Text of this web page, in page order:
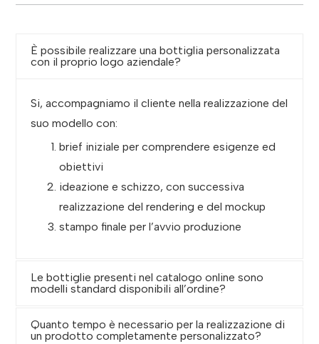
È possibile realizzare una bottiglia personalizzata
con il proprio logo aziendale?
Si, accompagniamo il cliente nella realizzazione del
suo modello con:
brief iniziale per comprendere esigenze ed
obiettivi
ideazione e schizzo, con successiva
realizzazione del rendering e del mockup
stampo finale per l’avvio produzione
Le bottiglie presenti nel catalogo online sono
modelli standard disponibili all’ordine?
Quanto tempo è necessario per la realizzazione di
un prodotto completamente personalizzato?